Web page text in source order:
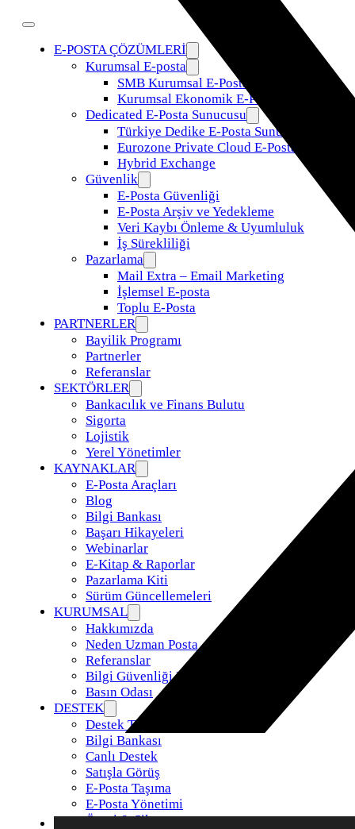
E-POSTA ÇÖZÜMLERİ
Kurumsal E-posta
SMB Kurumsal E-Posta
Kurumsal Ekonomik E-Posta
Dedicated E-Posta Sunucusu
Türkiye Dedike E-Posta Sunucusu
Eurozone Private Cloud E-Posta
Hybrid Exchange
Güvenlik
E-Posta Güvenliği
E-Posta Arşiv ve Yedekleme
Veri Kaybı Önleme & Uyumluluk
İş Sürekliliği
Pazarlama
Mail Extra – Email Marketing
İşlemsel E-posta
Toplu E-Posta
PARTNERLER
Bayilik Programı
Partnerler
Referanslar
SEKTÖRLER
Bankacılık ve Finans Bulutu
Sigorta
Lojistik
Yerel Yönetimler
KAYNAKLAR
E-Posta Araçları
Blog
Bilgi Bankası
Başarı Hikayeleri
Webinarlar
E-Kitap & Raporlar
Pazarlama Kiti
Sürüm Güncellemeleri
KURUMSAL
Hakkımızda
Neden Uzman Posta
Referanslar
Bilgi Güvenliği Politikamız
Basın Odası
DESTEK
Destek Talebi
Bilgi Bankası
Canlı Destek
Satışla Görüş
E-Posta Taşıma
E-Posta Yönetimi
Öneri & Şikayet